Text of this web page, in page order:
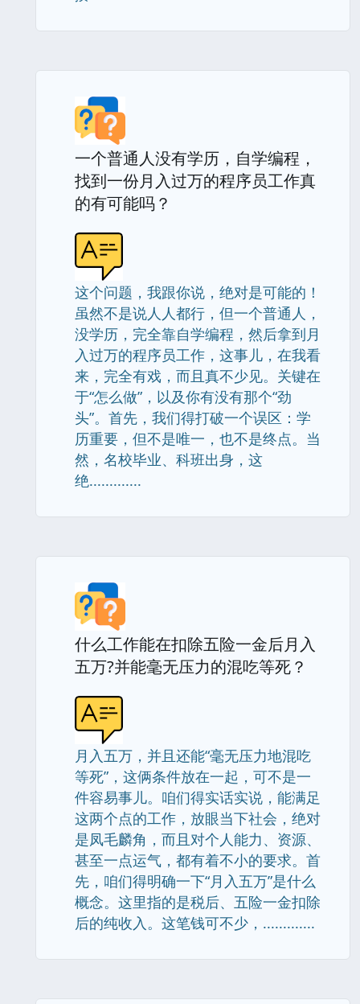
一个普通人没有学历，自学编程，
找到一份月入过万的程序员工作真
的有可能吗？
这个问题，我跟你说，绝对是可能的！
虽然不是说人人都行，但一个普通人，
没学历，完全靠自学编程，然后拿到月
入过万的程序员工作，这事儿，在我看
来，完全有戏，而且真不少见。关键在
于“怎么做”，以及你有没有那个“劲
头”。首先，我们得打破一个误区：学
历重要，但不是唯一，也不是终点。当
然，名校毕业、科班出身，这
绝.............
什么工作能在扣除五险一金后月入
五万?并能毫无压力的混吃等死？
月入五万，并且还能“毫无压力地混吃
等死”，这俩条件放在一起，可不是一
件容易事儿。咱们得实话实说，能满足
这两个点的工作，放眼当下社会，绝对
是凤毛麟角，而且对个人能力、资源、
甚至一点运气，都有着不小的要求。首
先，咱们得明确一下“月入五万”是什么
概念。这里指的是税后、五险一金扣除
后的纯收入。这笔钱可不少，.............